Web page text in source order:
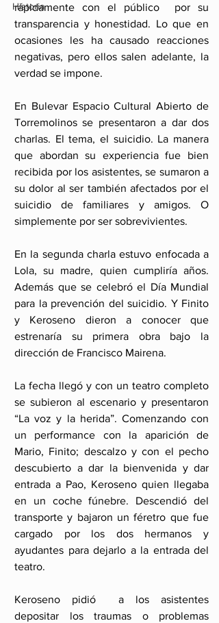
Historia
rápidamente con el público  por su
transparencia y honestidad. Lo que en
ocasiones les ha causado reacciones
negativas, pero ellos salen adelante, la
verdad se impone.
En Bulevar Espacio Cultural Abierto de
Torremolinos se presentaron a dar dos
charlas. El tema, el suicidio. La manera
que abordan su experiencia fue bien
recibida por los asistentes, se sumaron a
su dolor al ser también afectados por el
suicidio de familiares y amigos. O
simplemente por ser sobrevivientes.
En la segunda charla estuvo enfocada a
Lola, su madre, quien cumpliría años.
Además que se celebró el Día Mundial
para la prevención del suicidio. Y Finito
y Keroseno dieron a conocer que
estrenaría su primera obra bajo la
dirección de Francisco Mairena.
La fecha llegó y con un teatro completo
se subieron al escenario y presentaron
“La voz y la herida”. Comenzando con
un performance con la aparición de
Mario, Finito; descalzo y con el pecho
descubierto a dar la bienvenida y dar
entrada a Pao, Keroseno quien llegaba
en un coche fúnebre. Descendió del
transporte y bajaron un féretro que fue
cargado por los dos hermanos y
ayudantes para dejarlo a la entrada del
teatro.
Keroseno pidió  a los asistentes
depositar los traumas o problemas